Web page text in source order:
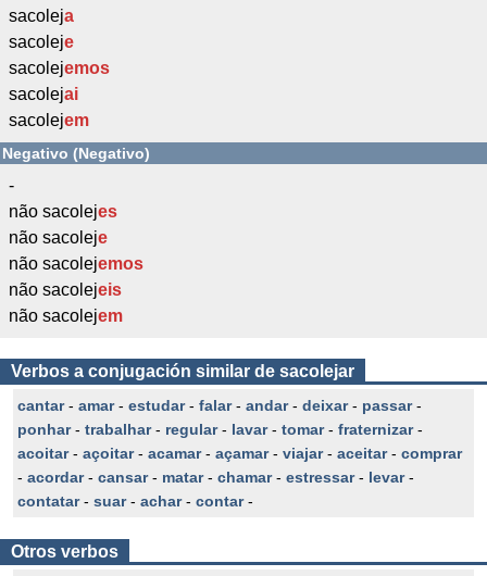
sacoleja
sacoleje
sacolejemos
sacolejai
sacolejem
Negativo (Negativo)
-
não sacolejes
não sacoleje
não sacolejemos
não sacolejeis
não sacolejem
Verbos a conjugación similar de sacolejar
cantar- amar- estudar- falar- andar- deixar- passar-
ponhar- trabalhar- regular- lavar- tomar- fraternizar-
acoitar- açoitar- acamar- açamar- viajar- aceitar- comprar
- acordar- cansar- matar- chamar- estressar- levar-
contatar- suar- achar- contar-
Otros verbos